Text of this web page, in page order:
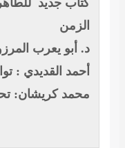
كتاب جديد
الزمن
د. أبو يعرب
أحمد القديدي :
محمد كريشان: